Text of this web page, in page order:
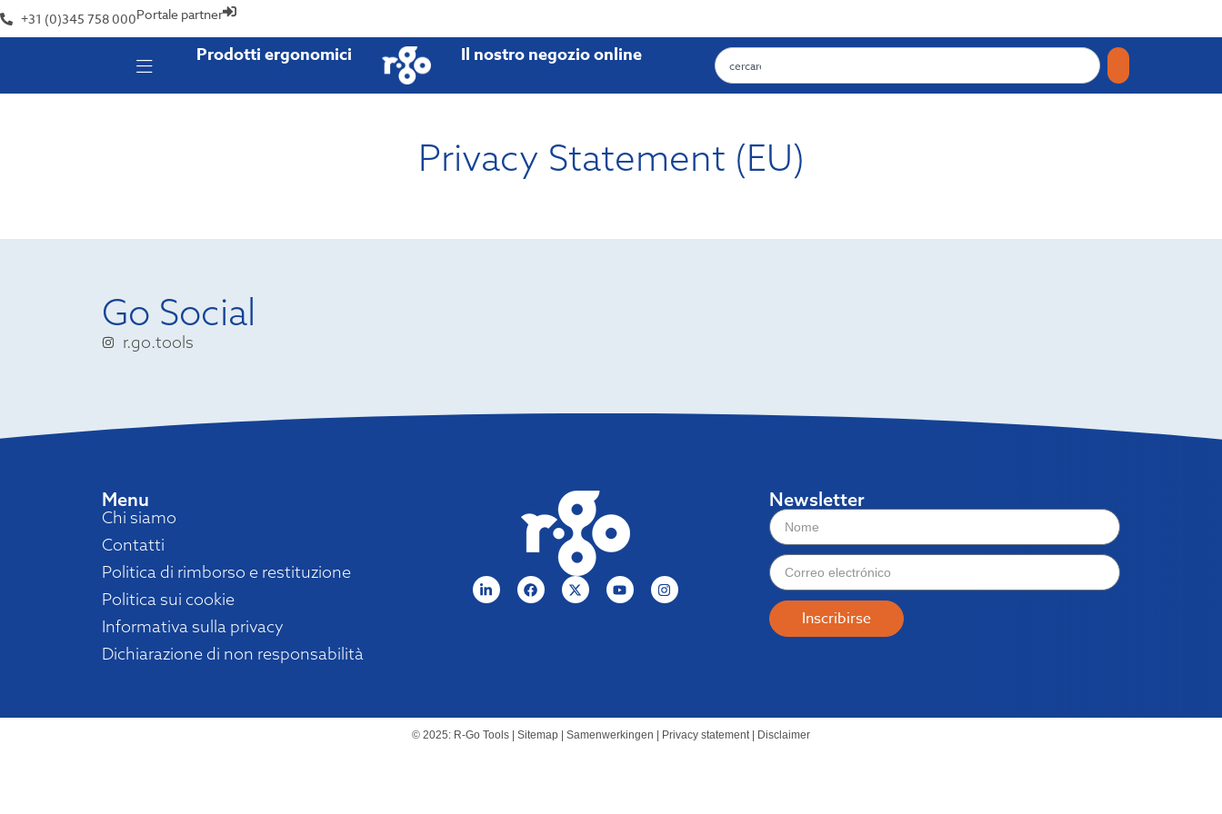
+31 (0)345 758 000Portale partner
Prodotti ergonomici Il nostro negozio online
Privacy Statement (EU)
Go Social
r.go.tools
Menu
Chi siamo
Contatti
Politica di rimborso e restituzione
Politica sui cookie
Informativa sulla privacy
Dichiarazione di non responsabilità
Newsletter
Inscribirse
© 2025: R-Go Tools | Sitemap | Samenwerkingen | Privacy statement | Disclaimer